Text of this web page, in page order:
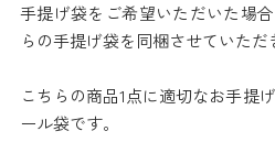
手提げ袋をご希望いただいた場
らの手提げ袋を同梱させていただ
こちらの商品1点に適切なお手提
ール袋です。